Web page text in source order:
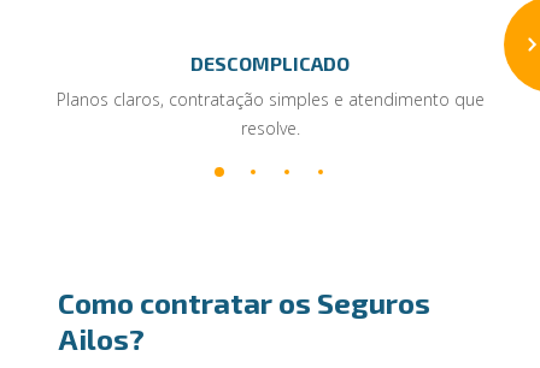
DESCOMPLICADO
Planos claros, contratação simples e atendimento que
resolve.
Como contratar os Seguros
Ailos?